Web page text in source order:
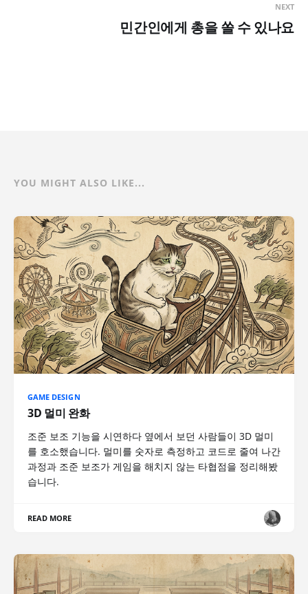
NEXT
민간인에게 총을 쏠 수 있나요
YOU MIGHT ALSO LIKE...
GAME DESIGN
3D 멀미 완화
조준 보조 기능을 시연하다 옆에서 보던 사람들이 3D 멀미
를 호소했습니다. 멀미를 숫자로 측정하고 코드로 줄여 나간
과정과 조준 보조가 게임을 해치지 않는 타협점을 정리해봤
습니다.
READ MORE